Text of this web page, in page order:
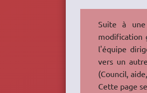
Suite à
modification
l'équipe
vers un
(Council,
Cette page